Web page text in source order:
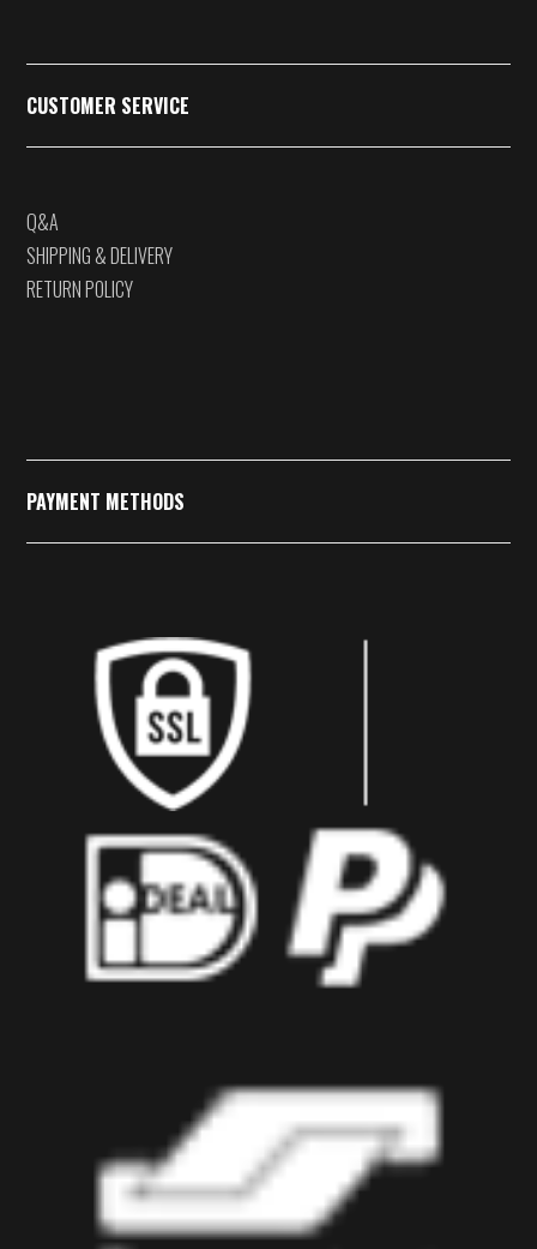
CUSTOMER SERVICE
Q&A
SHIPPING & DELIVERY
RETURN POLICY
PAYMENT METHODS